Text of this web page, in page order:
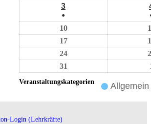
3
●
10
17
24
31
Veranstaltungskategorien Allgemein
Login (Lehrkräfte)